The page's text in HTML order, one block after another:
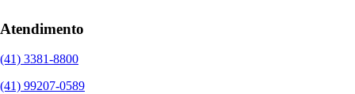
Atendimento
(41) 3381-8800
(41) 99207-0589